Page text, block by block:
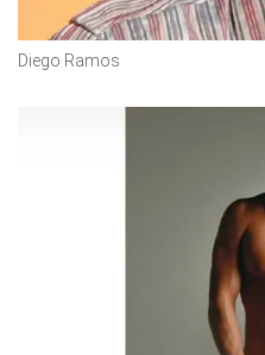
Diego Ramos